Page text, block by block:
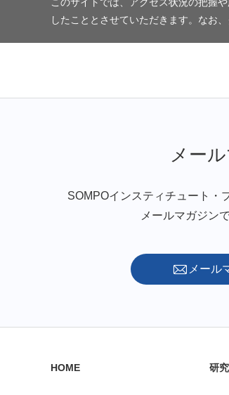
したこととさせていただきます。なお
メー
SOMPOインスティチュート・
メールマガジン
メール
HOME 研